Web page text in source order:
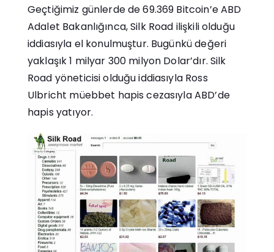
Geçtiğimiz günlerde de 69.369 Bitcoin’e ABD
Adalet Bakanlığınca, Silk Road ilişkili olduğu
iddiasıyla el konulmuştur. Bugünkü değeri
yaklaşık 1 milyar 300 milyon Dolar’dır. Silk
Road yöneticisi olduğu iddiasıyla Ross
Ulbricht müebbet hapis cezasıyla ABD’de
hapis yatıyor.